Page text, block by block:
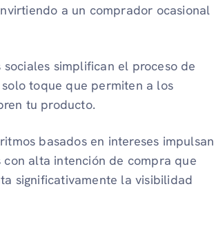
a un comprador ocasional
sociales simplifican el proceso de
toque que permiten a los
tu producto.
basados ​​en intereses impulsan
alta intención de compra que
significativamente la visibilidad